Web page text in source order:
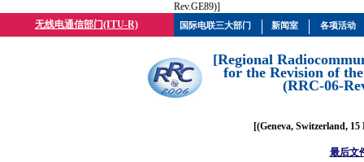
Rev.GE89)]
无线电通信部门(ITU-R)
[Regional
for the Revision of
(RRC-06-
[(Geneva, Switzerland, 15
最后文
国际电联三大部门 新闻室 各项活动